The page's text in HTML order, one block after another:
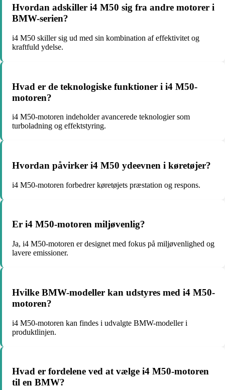
Hvordan adskiller i4 M50 sig fra andre motorer i
BMW-serien?
i4 M50 skiller sig ud med sin kombination af effektivitet og
kraftfuld ydelse.
Hvad er de teknologiske funktioner i i4 M50-
motoren?
i4 M50-motoren indeholder avancerede teknologier som
turboladning og effektstyring.
Hvordan påvirker i4 M50 ydeevnen i køretøjer?
i4 M50-motoren forbedrer køretøjets præstation og respons.
Er i4 M50-motoren miljøvenlig?
Ja, i4 M50-motoren er designet med fokus på miljøvenlighed og
lavere emissioner.
Hvilke BMW-modeller kan udstyres med i4 M50-
motoren?
i4 M50-motoren kan findes i udvalgte BMW-modeller i
produktlinjen.
Hvad er fordelene ved at vælge i4 M50-motoren
til en BMW?